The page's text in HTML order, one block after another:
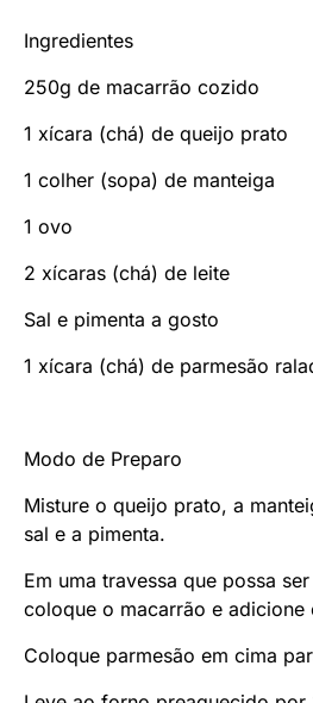
Ingredientes
250g de macarrão cozido
1 xícara (chá) de queijo prato
1 colher (sopa) de manteiga
1 ovo
2 xícaras (chá) de leite
Sal e pimenta a gosto
1 xícara (chá) de parmesão
Modo de Preparo
Misture o queijo prato, a
sal e a pimenta.
Em uma travessa que possa
coloque o macarrão e adicione
Coloque parmesão em cima